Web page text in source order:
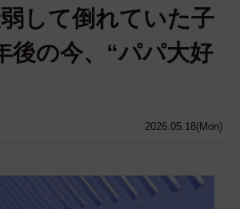
2026.05.18(Mon)
して倒れていた子
後の今、“パパ大好